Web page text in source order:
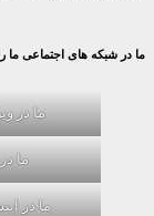
ما در شبکه های اجتماعی ما را
ما در
ما در
ما در